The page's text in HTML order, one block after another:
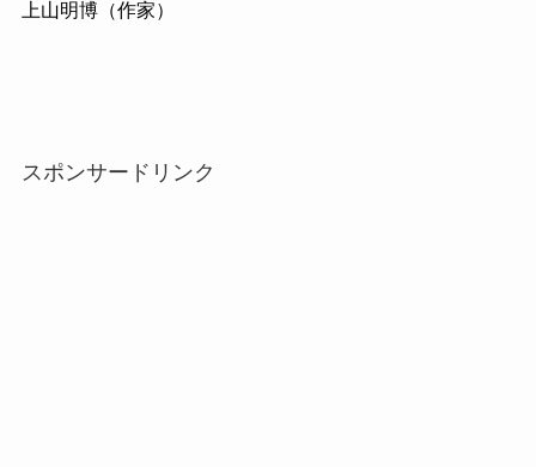
上山明博（作家）
スポンサードリンク